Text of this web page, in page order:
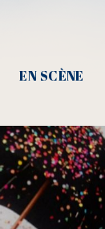
EN SCÈNE